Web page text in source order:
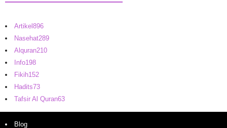
Artikel 896
Nasehat289
Alquran210
Info198
Fikih152
Hadits73
Tafsir Al Quran63
Blog